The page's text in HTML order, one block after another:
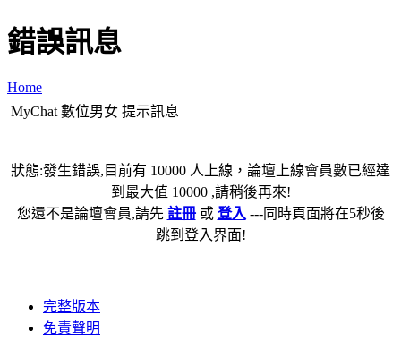
錯誤訊息
Home
MyChat 數位男女 提示訊息
狀態:發生錯誤,目前有 10000 人上線，論壇上線會員數已經達
到最大值 10000 ,請稍後再來!
您還不是論壇會員,請先 註冊或 登入 ---同時頁面將在5秒後
跳到登入界面!
完整版本
免責聲明